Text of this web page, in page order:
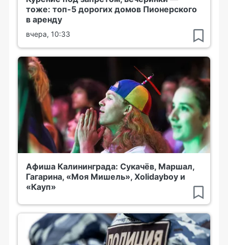
тоже: топ-5 дорогих домов Пионерского
в аренду
вчера, 10:33
Афиша Калининграда: Сукачёв, Маршал,
Гагарина, «Моя Мишель», Xolidayboy и
«Кауп»